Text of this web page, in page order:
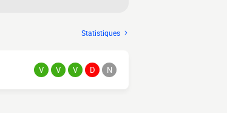
Statistiques
V V V D N